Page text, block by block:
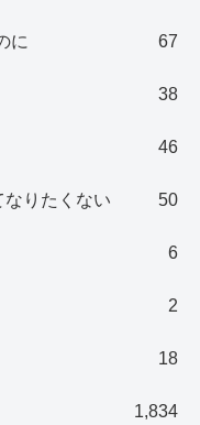
に 67
38
46
りたくない 50
6
2
18
1,834